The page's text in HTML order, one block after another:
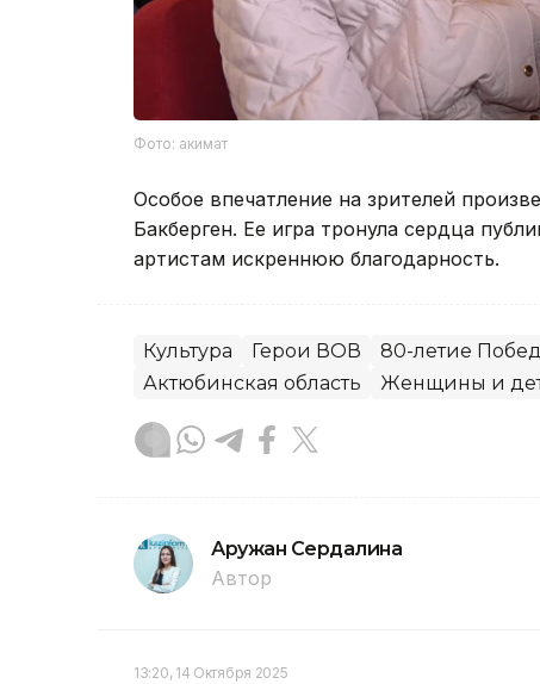
Фото: акимат
Особое впечатление на зрителей
Бакберген. Ее игра тронула сердца
артистам искреннюю благодарность.
Культура Герои ВОВ 80-летие
Актюбинская область
Женщины и
Аружан Сердалина
Автор
13:20, 14 Октября 2025